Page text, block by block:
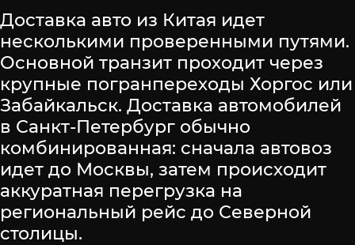
Доставка авто из Китая идет
несколькими проверенными путями.
Основной транзит проходит через
крупные погранпереходы Хоргос или
Забайкальск. Доставка автомобилей
в Санкт-Петербург обычно
комбинированная: сначала автовоз
идет до Москвы, затем происходит
аккуратная перегрузка на
региональный рейс до Северной
столицы.